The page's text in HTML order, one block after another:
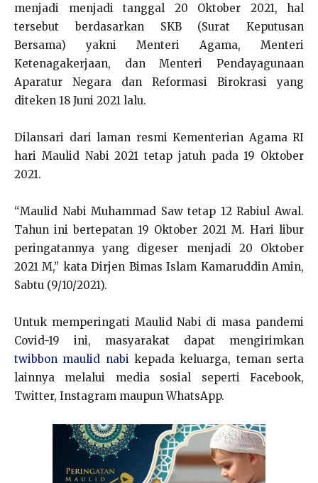
menjadi menjadi tanggal 20 Oktober 2021, hal
tersebut berdasarkan SKB (Surat Keputusan
Bersama) yakni Menteri Agama, Menteri
Ketenagakerjaan, dan Menteri Pendayagunaan
Aparatur Negara dan Reformasi Birokrasi yang
diteken 18 Juni 2021 lalu.
Dilansari dari laman resmi Kementerian Agama RI
hari Maulid Nabi 2021 tetap jatuh pada 19 Oktober
2021.
“Maulid Nabi Muhammad Saw tetap 12 Rabiul Awal.
Tahun ini bertepatan 19 Oktober 2021 M. Hari libur
peringatannya yang digeser menjadi 20 Oktober
2021 M,” kata Dirjen Bimas Islam Kamaruddin Amin,
Sabtu (9/10/2021).
Untuk memperingati Maulid Nabi di masa pandemi
Covid-19 ini, masyarakat dapat mengirimkan
twibbon maulid nabi kepada keluarga, teman serta
lainnya melalui media sosial seperti Facebook,
Twitter, Instagram maupun WhatsApp.